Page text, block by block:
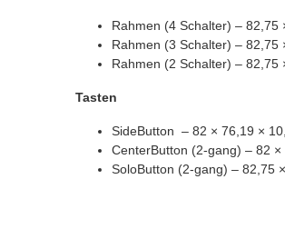
Rahmen (4 Schalter) – 82,75
Rahmen (3 Schalter) – 82,75
Rahmen (2 Schalter) – 82,75
Tasten
SideButton – 82 × 76,19 ×
CenterButton (2-gang) – 82
SoloButton (2-gang) – 82,75